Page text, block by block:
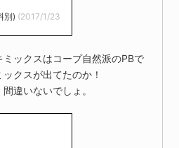
別) (2017/1/23
ックスはコープ自然派のPBで
クスが出てたのか！
違いないでしょ。